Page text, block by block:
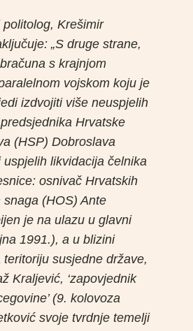
Krešimir
„S druge strane,
s krajnjom
vojskom koju je
izdvojiti više neuspjelih
Hrvatske
(HSP) Dobroslava
uspjelih likvidacija čelnika
osnivač Hrvatskih
snaga (HOS) Ante
je na ulazu u glavni
1991.), a u blizini
susjedne države,
Kraljević, ‘zapovjednik
(9. kolovoza
svoje tvrdnje temelji